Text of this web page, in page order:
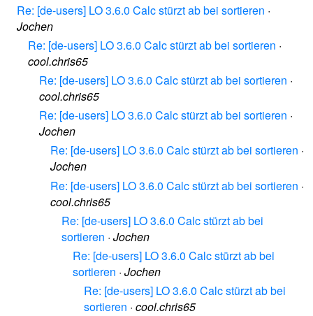
Re: [de-users] LO 3.6.0 Calc stürzt ab bei sortieren ·
Jochen
Re: [de-users] LO 3.6.0 Calc stürzt ab bei sortieren ·
cool.chris65
Re: [de-users] LO 3.6.0 Calc stürzt ab bei sortieren ·
cool.chris65
Re: [de-users] LO 3.6.0 Calc stürzt ab bei sortieren ·
Jochen
Re: [de-users] LO 3.6.0 Calc stürzt ab bei sortieren ·
Jochen
Re: [de-users] LO 3.6.0 Calc stürzt ab bei sortieren ·
cool.chris65
Re: [de-users] LO 3.6.0 Calc stürzt ab bei
sortieren · Jochen
Re: [de-users] LO 3.6.0 Calc stürzt ab bei
sortieren · Jochen
Re: [de-users] LO 3.6.0 Calc stürzt ab bei
sortieren · cool.chris65